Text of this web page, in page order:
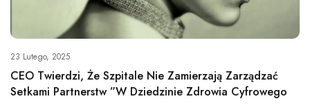
23 Lutego, 2025
CEO Twierdzi, Że Szpitale Nie Zamierzają Zarządzać
Setkami Partnerstw ”w Dziedzinie Zdrowia Cyfrowego